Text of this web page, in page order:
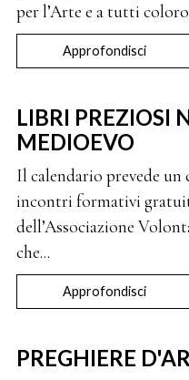
per l’Arte e a tutti coloro
Approfondisci
LIBRI PREZIOSI
MEDIOEVO
Il calendario prevede un
incontri formativi
dell’Associazione
che...
Approfondisci
PREGHIERE